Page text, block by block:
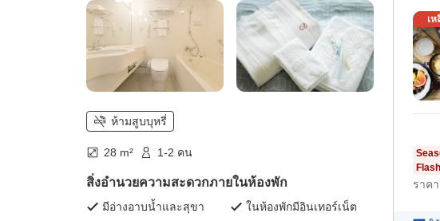
ห้ามสูบบุหรี่
28 m² 1-2 คน
สิ่งอำนวยความสะดวกภายในห้องพัก
มีอ่างอาบน้ำและสุขา ในห้องพักมีอินเทอร์เน็ต
เห
ราค